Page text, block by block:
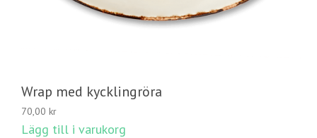
Wrap med kycklingröra
70,00 kr
Lägg till i varukorg